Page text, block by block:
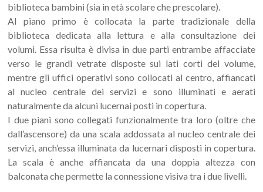
biblioteca bambini (sia in età scolare che prescolare).
Al piano primo è collocata la parte tradizionale della
biblioteca dedicata alla lettura e alla consultazione dei
volumi. Essa risulta è divisa in due parti entrambe affacciate
verso le grandi vetrate disposte sui lati corti del volume,
mentre gli uffici operativi sono collocati al centro, affiancati
al nucleo centrale dei servizi e sono illuminati e aerati
naturalmente da alcuni lucernai posti in copertura.
I due piani sono collegati funzionalmente tra loro (oltre che
dall’ascensore) da una scala addossata al nucleo centrale dei
servizi, anch’essa illuminata da lucernari disposti in copertura.
La scala è anche affiancata da una doppia altezza con
balconata che permette la connessione visiva tra i due livelli.